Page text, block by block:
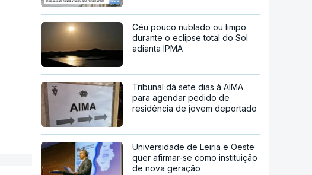
Céu pouco nublado ou limpo
durante o eclipse total do Sol
adianta IPMA
Tribunal dá sete dias à AIMA
para agendar pedido de
residência de jovem deportado
Universidade de Leiria e Oeste
quer afirmar-se como instituição
de nova geração